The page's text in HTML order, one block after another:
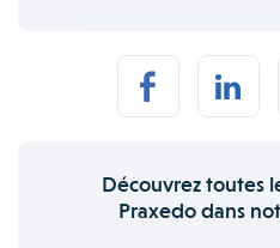
Découvrez toutes
Praxedo dans